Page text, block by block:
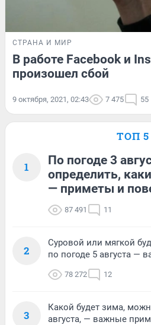
СТРАНА И МИР
В работе Facebook и
произошел сбой
9 октября, 2021, 02:43 7 475 55
ТОП 5
1
По погоде 3
определить,
— приметы и
87 491 11
2
Суровой или мягкой
по погоде 5 августа —
78 272 12
3
Какой будет зима,
августа, — важные